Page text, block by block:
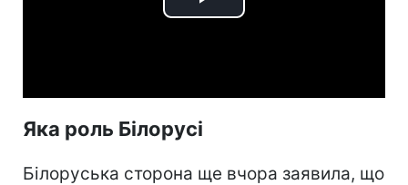
Play
Яка роль Білорусі
Білоруська сторона ще вчора заявила, що